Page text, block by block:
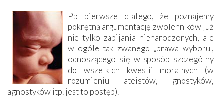
Po pierwsze dlatego, że poznajemy
pokrętną argumentację zwolenników już
nie tylko zabijania nienarodzonych, ale
w ogóle tak zwanego „prawa wyboru",
odnoszącego się w sposób szczególny
do wszelkich kwestii moralnych (w
rozumieniu ateistów, gnostyków,
agnostyków itp. jest to postęp).